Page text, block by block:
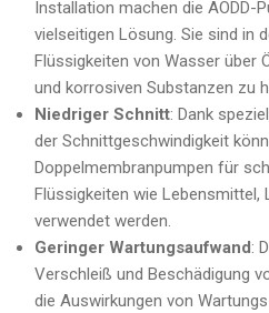
Installation machen die AODD-
vielseitigen Lösung. Sie sind in
Flüssigkeiten von Wasser über
und korrosiven Substanzen zu
Niedriger Schnitt: Dank
der Schnittgeschwindigkeit
Doppelmembranpumpen für
Flüssigkeiten wie Lebensmittel,
verwendet werden.
Geringer Wartungsaufwand:
Verschleiß und Beschädigung
die Auswirkungen von